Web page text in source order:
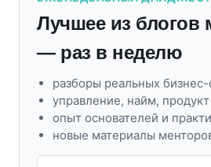
Лучшее из блогов
— раз в неделю
разборы реальных бизнес-
управление, найм,
опыт основателей и
новые материалы